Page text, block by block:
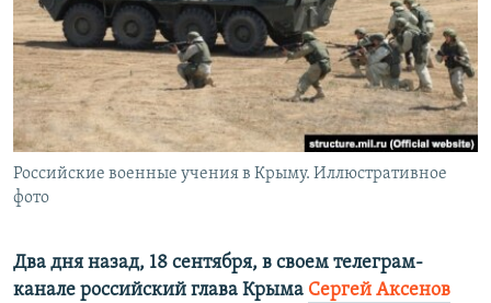
ПОБЕДИТЕЛЕЙ НЕ СУДЯТ?
КРЫМ.НЕПОКОРЕННЫЙ
ELIFBE
УКРАИНСКАЯ ПРОБЛЕМА КРЫМА
ПРИСОЕДИНЯЙТЕСЬ!
Все сайты RFE/RL
Российские военные учения в Крыму. Иллюстративное
фото
Два дня назад, 18 сентября, в своем телеграм-
канале российский глава Крыма Сергей Аксенов